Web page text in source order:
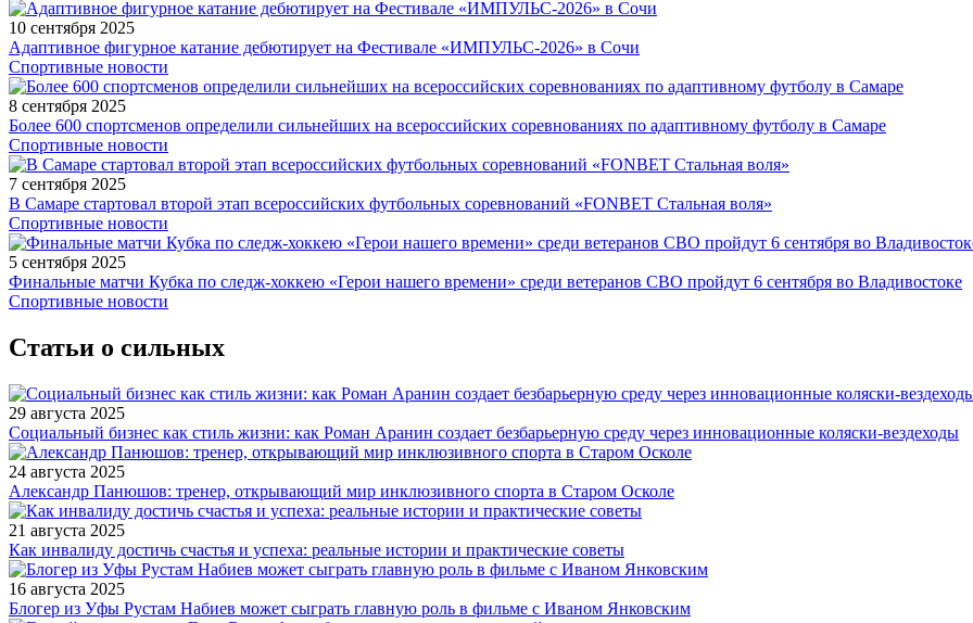
10 сентября 2025
Адаптивное фигурное катание дебютирует на Фестивале «ИМПУЛЬС-2026» в Сочи
Спортивные новости
8 сентября 2025
Более 600 спортсменов определили сильнейших на всероссийских соревнованиях по адаптивному футболу в Самаре
Спортивные новости
7 сентября 2025
В Самаре стартовал второй этап всероссийских футбольных соревнований «FONBET Стальная воля»
Спортивные новости
5 сентября 2025
Финальные матчи Кубка по следж-хоккею «Герои нашего времени» среди ветеранов СВО пройдут 6 сентября во Владивостоке
Спортивные новости
Статьи о сильных
29 августа 2025
Социальный бизнес как стиль жизни: как Роман Аранин создает безбарьерную среду через инновационные коляски-вездеходы
24 августа 2025
Александр Панюшов: тренер, открывающий мир инклюзивного спорта в Старом Осколе
21 августа 2025
Как инвалиду достичь счастья и успеха: реальные истории и практические советы
16 августа 2025
Блогер из Уфы Рустам Набиев может сыграть главную роль в фильме с Иваном Янковским